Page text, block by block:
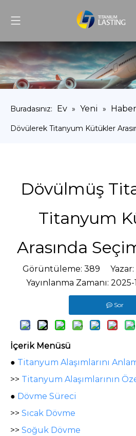
Buradasınız: Ev » Yeni »
Dövülerek Titanyum Kütükler
Dövülmüş
Titanyum
Arasında
Görüntüleme: 389 Yazar:
Yayınlanma Zamanı: 2025-
Sor
İçerik Menüsü
● Titanyum Alaşımlarını
>> Titanyum Alaşımlarının
● Dövme Süreci
>> Sıcak Dövme
>> Soğuk Dövme